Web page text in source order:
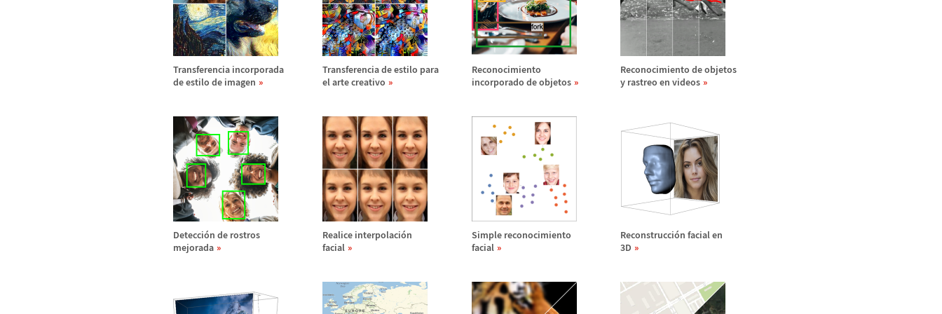
Transferencia incorporada
de estilo de imagen
Transferencia de estilo para
el arte creativo
Reconocimiento
incorporado de objetos
Reconocimiento de objetos
y rastreo en videos
Detección de rostros
mejorada
Realice interpolación
facial
Simple reconocimiento
facial
Reconstrucción facial en
3D